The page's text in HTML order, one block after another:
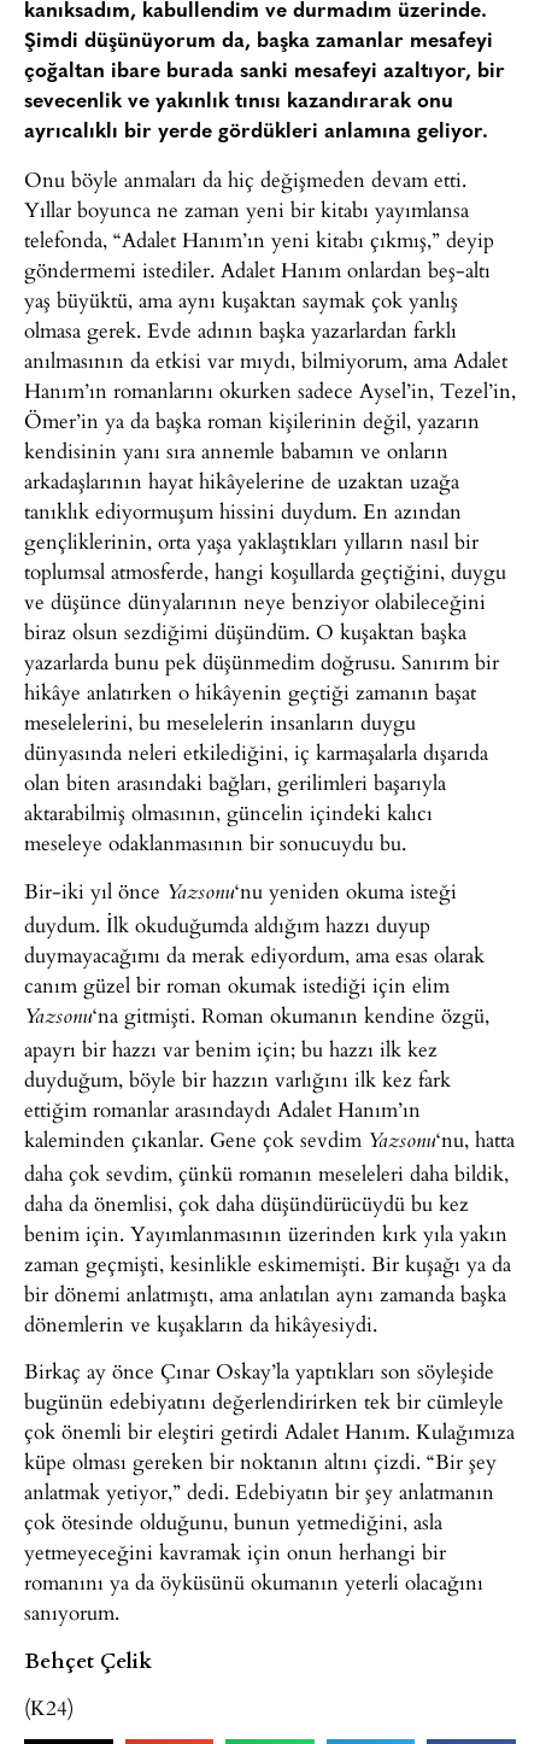
kanıksadım, kabullendim ve durmadım üzerinde.
Şimdi düşünüyorum da, başka zamanlar mesafeyi
çoğaltan ibare burada sanki mesafeyi azaltıyor, bir
sevecenlik ve yakınlık tınısı kazandırarak onu
ayrıcalıklı bir yerde gördükleri anlamına geliyor.
Onu böyle anmaları da hiç değişmeden devam etti.
Yıllar boyunca ne zaman yeni bir kitabı yayımlansa
telefonda, “Adalet Hanım’ın yeni kitabı çıkmış,” deyip
göndermemi istediler. Adalet Hanım onlardan beş-altı
yaş büyüktü, ama aynı kuşaktan saymak çok yanlış
olmasa gerek. Evde adının başka yazarlardan farklı
anılmasının da etkisi var mıydı, bilmiyorum, ama Adalet
Hanım’ın romanlarını okurken sadece Aysel’in, Tezel’in,
Ömer’in ya da başka roman kişilerinin değil, yazarın
kendisinin yanı sıra annemle babamın ve onların
arkadaşlarının hayat hikâyelerine de uzaktan uzağa
tanıklık ediyormuşum hissini duydum. En azından
gençliklerinin, orta yaşa yaklaştıkları yılların nasıl bir
toplumsal atmosferde, hangi koşullarda geçtiğini, duygu
ve düşünce dünyalarının neye benziyor olabileceğini
biraz olsun sezdiğimi düşündüm. O kuşaktan başka
yazarlarda bunu pek düşünmedim doğrusu. Sanırım bir
hikâye anlatırken o hikâyenin geçtiği zamanın başat
meselelerini, bu meselelerin insanların duygu
dünyasında neleri etkilediğini, iç karmaşalarla dışarıda
olan biten arasındaki bağları, gerilimleri başarıyla
aktarabilmiş olmasının, güncelin içindeki kalıcı
meseleye odaklanmasının bir sonucuydu bu.
Bir-iki yıl önce Yazsonu‘nu yeniden okuma isteği
duydum. İlk okuduğumda aldığım hazzı duyup
duymayacağımı da merak ediyordum, ama esas olarak
canım güzel bir roman okumak istediği için elim
Yazsonu‘na gitmişti. Roman okumanın kendine özgü,
apayrı bir hazzı var benim için; bu hazzı ilk kez
duyduğum, böyle bir hazzın varlığını ilk kez fark
ettiğim romanlar arasındaydı Adalet Hanım’ın
kaleminden çıkanlar. Gene çok sevdim Yazsonu‘nu, hatta
daha çok sevdim, çünkü romanın meseleleri daha bildik,
daha da önemlisi, çok daha düşündürücüydü bu kez
benim için. Yayımlanmasının üzerinden kırk yıla yakın
zaman geçmişti, kesinlikle eskimemişti. Bir kuşağı ya da
bir dönemi anlatmıştı, ama anlatılan aynı zamanda başka
dönemlerin ve kuşakların da hikâyesiydi.
Birkaç ay önce Çınar Oskay’la yaptıkları son söyleşide
bugünün edebiyatını değerlendirirken tek bir cümleyle
çok önemli bir eleştiri getirdi Adalet Hanım. Kulağımıza
küpe olması gereken bir noktanın altını çizdi. “Bir şey
anlatmak yetiyor,” dedi. Edebiyatın bir şey anlatmanın
çok ötesinde olduğunu, bunun yetmediğini, asla
yetmeyeceğini kavramak için onun herhangi bir
romanını ya da öyküsünü okumanın yeterli olacağını
sanıyorum.
Behçet Çelik
(K24)